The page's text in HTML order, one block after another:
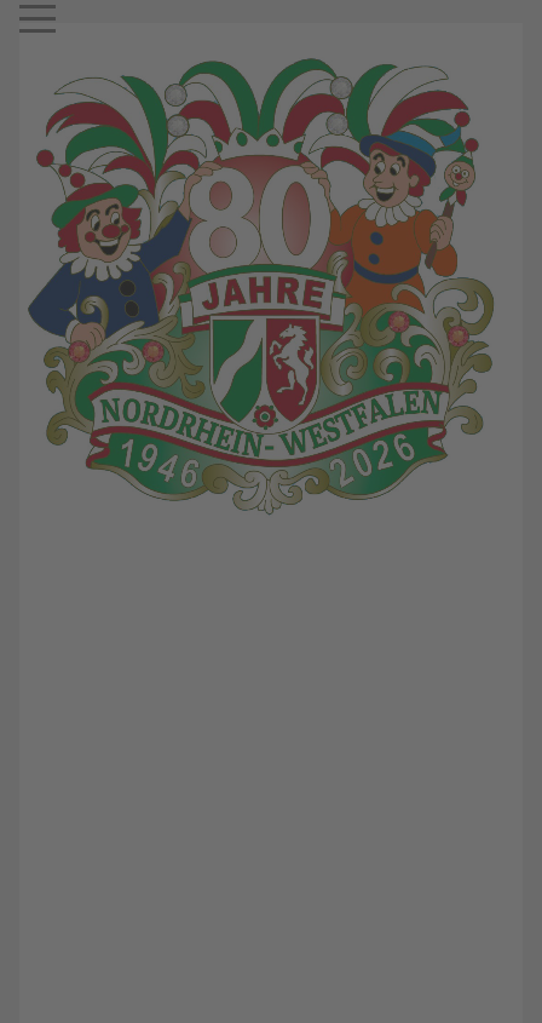
Mobile Menu Toggle